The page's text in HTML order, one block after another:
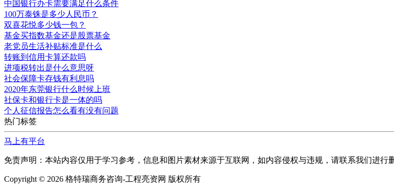
中国银行办卡需要满足什么条件
100万泰铢是多少人民币？
双喜花悦多少钱一包？
基金买指数基金还是股票基金
老党员生活补贴标准是什么
转账到信用卡算还款吗
进项税转出是什么意思呀
社会保障卡存钱有利息吗
2020年东莞银行什么时候上班
社保卡和银行卡是一体的吗
个人征信报告怎么看有没有问题
热门标签
马上有平台
免责声明：本站内容仅用于学习参考，信息和图片素材来源于互联网，如内容侵权与违规，请联系我们进行
Copyright © 2026 格特瑞商务咨询-工程亮资网 版权所有